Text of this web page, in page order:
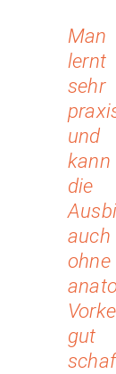
Man
lernt
sehr
und
kann
die
auch
ohne
gut